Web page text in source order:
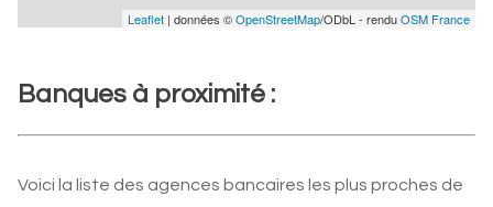
Leaflet | données ©OpenStreetMap/ODbL - renduOSM France
Banques à proximité :
Voici la liste des agences bancaires les plus proches de